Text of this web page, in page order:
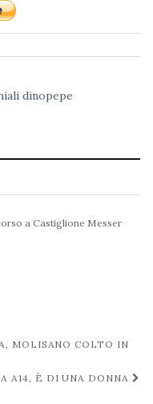
dinopepe
a Castiglione Messer
MOLISANO COLTO IN
A14, È DI UNA DONNA